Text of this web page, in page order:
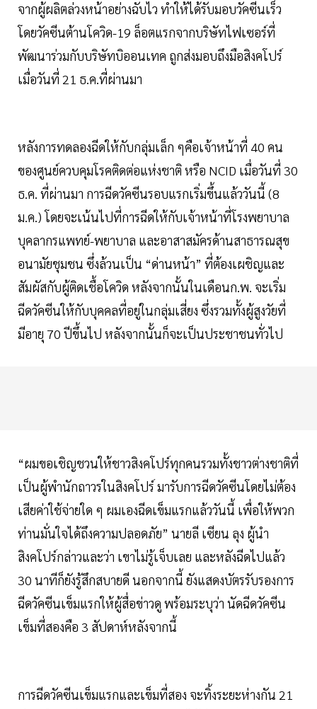
จากผู้ผลิตล่วงหน้าอย่างฉับไว ทำให้ได้รับมอบวัคซีนเร็ว
โดยวัคซีนต้านโควิด-19 ล็อตแรกจากบริษัทไฟเซอร์ที่
พัฒนาร่วมกับบริษัทบิออนเทค ถูกส่งมอบถึงมือสิงคโปร์
เมื่อวันที่ 21 ธ.ค.ที่ผ่านมา
หลังการทดลองฉีดให้กับกลุ่มเล็ก ๆคือเจ้าหน้าที่ 40 คน
ของศูนย์ควบคุมโรคติดต่อแห่งชาติ หรือ NCID เมื่อวันที่ 30
ธ.ค. ที่ผ่านมา การฉีดวัคซีนรอบแรกเริ่มขึ้นแล้ววันนี้ (8
ม.ค.) โดยจะเน้นไปที่การฉีดให้กับเจ้าหน้าที่โรงพยาบาล
บุคลากรแพทย์-พยาบาล และอาสาสมัครด้านสาธารณสุข
อนามัยชุมชน ซึ่งล้วนเป็น “ด่านหน้า” ที่ต้องเผชิญและ
สัมผัสกับผู้ติดเชื้อโควิด หลังจากนั้นในเดือนก.พ. จะเริ่ม
ฉีดวัคซีนให้กับบุคคลที่อยู่ในกลุ่มเสี่ยง ซึ่งรวมทั้งผู้สูงวัยที่
มีอายุ 70 ปีขึ้นไป หลังจากนั้นก็จะเป็นประชาชนทั่วไป
“ผมขอเชิญชวนให้ชาวสิงคโปร์ทุกคนรวมทั้งชาวต่างชาติที่
เป็นผู้พำนักถาวรในสิงคโปร์ มารับการฉีดวัคซีนโดยไม่ต้อง
เสียค่าใช้จ่ายใด ๆ ผมเองฉีดเข็มแรกแล้ววันนี้ เพื่อให้พวก
ท่านมั่นใจได้ถึงความปลอดภัย” นายลี เซียน ลุง ผู้นำ
สิงคโปร์กล่าวและว่า เขาไม่รู้เจ็บเลย และหลังฉีดไปแล้ว
30 นาทีก็ยังรู้สึกสบายดี นอกจากนี้ ยังแสดงบัตรรับรองการ
ฉีดวัคซีนเข็มแรกให้ผู้สื่อข่าวดู พร้อมระบุว่า นัดฉีดวัคซีน
เข็มที่สองคือ 3 สัปดาห์หลังจากนี้
การฉีดวัคซีนเข็มแรกและเข็มที่สอง จะทิ้งระยะห่างกัน 21